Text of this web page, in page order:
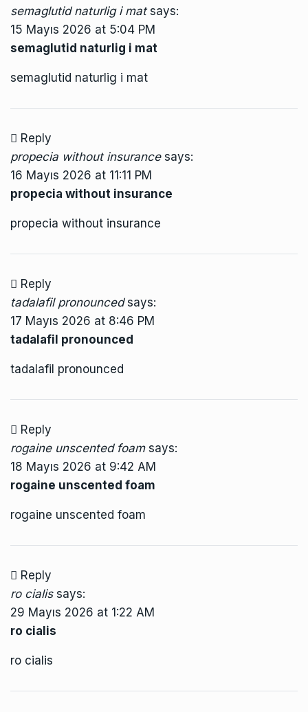
semaglutid naturlig i mat says:
15 Mayıs 2026 at 5:04 PM
semaglutid naturlig i mat
semaglutid naturlig i mat
Reply
propecia without insurance says:
16 Mayıs 2026 at 11:11 PM
propecia without insurance
propecia without insurance
Reply
tadalafil pronounced says:
17 Mayıs 2026 at 8:46 PM
tadalafil pronounced
tadalafil pronounced
Reply
rogaine unscented foam says:
18 Mayıs 2026 at 9:42 AM
rogaine unscented foam
rogaine unscented foam
Reply
ro cialis says:
29 Mayıs 2026 at 1:22 AM
ro cialis
ro cialis